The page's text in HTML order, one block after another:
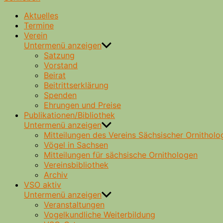
Aktuelles
Termine
Verein
Untermenü anzeigen
Satzung
Vorstand
Beirat
Beitrittserklärung
Spenden
Ehrungen und Preise
Publikationen/Bibliothek
Untermenü anzeigen
Mitteilungen des Vereins Sächsischer
Vögel in Sachsen
Mitteilungen für sächsische Ornithologen
Vereinsbibliothek
Archiv
VSO aktiv
Untermenü anzeigen
Veranstaltungen
Vogelkundliche Weiterbildung